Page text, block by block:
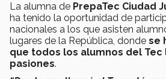
La alumna de PrepaTec Ciudad
ha tenido la oportunidad de
nacionales a los que asisten
lugares de la República, donde se
que todos los alumnos del Tec
pasiones.